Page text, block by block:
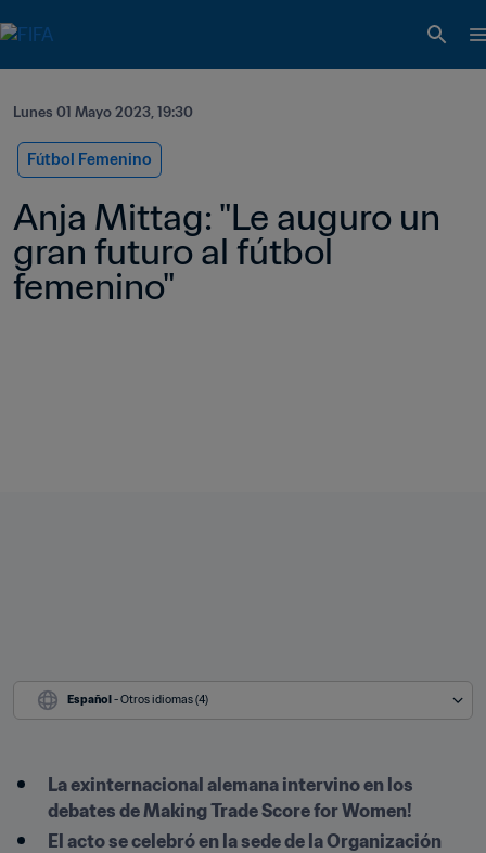
Lunes 01 Mayo 2023, 19:30
Fútbol Femenino
Anja Mittag: "Le auguro un
gran futuro al fútbol
femenino"
Español - Otros idiomas (4)
La exinternacional alemana intervino en los
debates de Making Trade Score for Women!
El acto se celebró en la sede de la Organización